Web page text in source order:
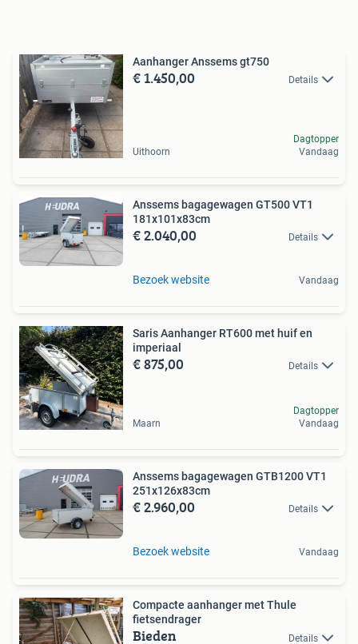
Aanhanger Anssems gt750
€ 1.450,00 Details
Uithoorn
Dagtopper
Vandaag
Anssems bagagewagen GT500 VT1
181x101x83cm
€ 2.040,00 Details
Bezoek website Vandaag
Saris Aanhanger RT600 met huif en
imperiaal
€ 875,00 Details
Maarn
Dagtopper
Vandaag
Anssems bagagewagen GTB1200 VT1
251x126x83cm
€ 2.960,00 Details
Bezoek website Vandaag
Compacte aanhanger met Thule
fietsendrager
Bieden Details